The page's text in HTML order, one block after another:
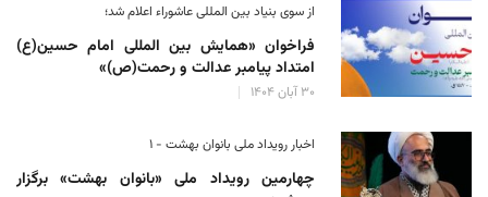
از سوی بنیاد بین المللی عاشوراء اعلام شد؛
فراخوان «همایش بین المللی امام حسین(ع)
امتداد پیامبر عدالت و رحمت(ص)»
۳۰ آبان ۱۴۰۴
اخبار رویداد ملی بانوان بهشت - ۱
چهارمین رویداد ملی «بانوان بهشت» برگزار